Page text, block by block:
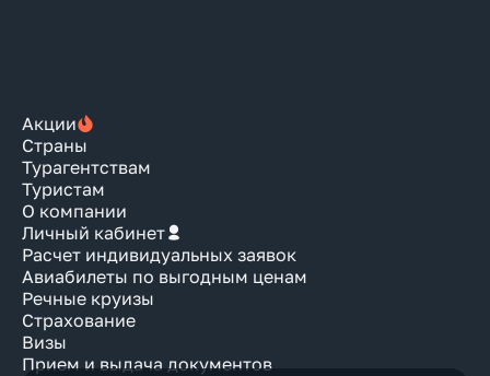
Акции
Страны
Турагентствам
Туристам
О компании
Личный кабинет
Расчет индивидуальных заявок
Авиабилеты по выгодным ценам
Речные круизы
Страхование
Визы
Прием и выдача документов